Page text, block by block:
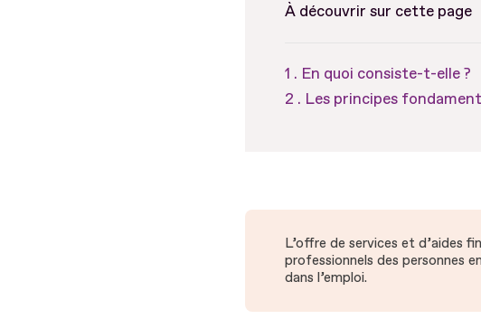
À découvrir sur cette page
En quoi consiste-t-elle ?
Les principes
L’offre de services et d’aides
professionnels des personnes
dans l’emploi.